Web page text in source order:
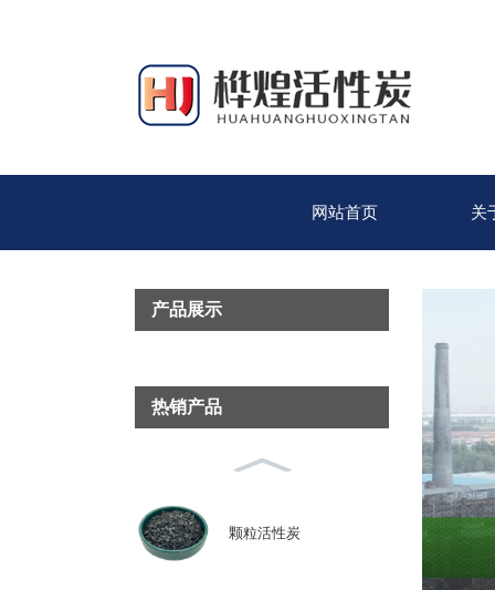
网站首页 关
产品展示
热销产品
颗粒活性炭